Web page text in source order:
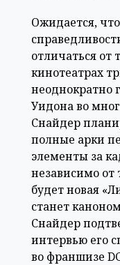
Ожидается,
отличаться от
кинотеатрах
неоднократно
Уидона во
Снайдер
полные арки
элементы за
независимо от
будет новая
станет
Снайдер
интервью его
во франшизе